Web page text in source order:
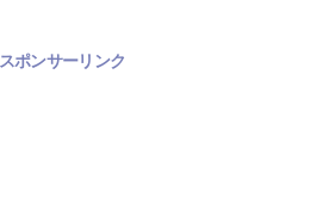
スポンサーリンク